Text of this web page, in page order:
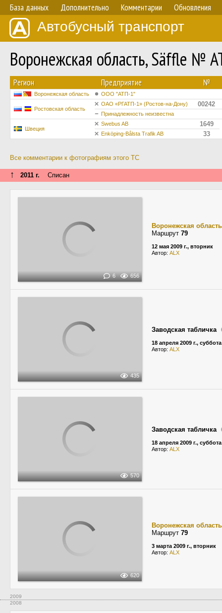
База данных Дополнительно Комментарии Обновления
Автобусный транспорт
Воронежская область, Säffle №
Регион Предприятие №
Воронежская область ООО "АТП-1"
Ростовская область
ОАО «РГАТП-1» (Ростов-на-Дону) 00242
Принадлежность неизвестна
Швеция
Swebus AB 1649
Enköping-Bålsta Trafik AB 33
Все комментарии к фотографиям этого ТС
↑ 2011 г. Списан
6 656
Воронежская область
Маршрут 79
12 мая 2009 г., вторник
Автор: ALX
435
Заводская табличка
18 апреля 2009 г., суббота
Автор: ALX
570
Заводская табличка
18 апреля 2009 г., суббота
Автор: ALX
620
Воронежская область
Маршрут 79
3 марта 2009 г., вторник
Автор: ALX
2009
2008